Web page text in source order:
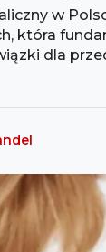
w
która
dla